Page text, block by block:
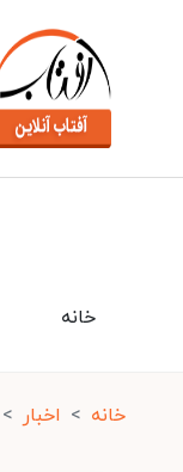
خانه
خانه اخبار